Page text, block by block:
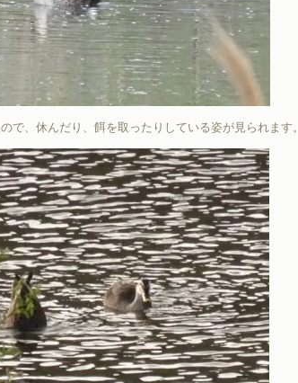
で、休んだり、餌を取ったりしている姿が見られます。